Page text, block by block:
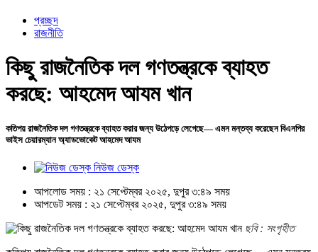
প্রচ্ছদ
রাজনীতি
কিছু রাজনৈতিক দল গণতন্ত্রকে ব্যাহত
করছে: আহমেদ আযম খান
কতিপয় রাজনৈতিক দল গণতন্ত্রকে ব্যাহত করার জন্য উঠেপড়ে লেগেছে— এমন মন্তব্য করেছেন বিএনপির
ভাইস চেয়ারম্যান অ্যাডভোকেট আহমেদ আযম
নিউজ ডেস্ক
আপলোড সময় : ২১ সেপ্টেম্বর ২০২৫, দুপুর ৩:৪৯ সময়
আপডেট সময় : ২১ সেপ্টেম্বর ২০২৫, দুপুর ৩:৪৯ সময়
ছবি : সংগৃহীত